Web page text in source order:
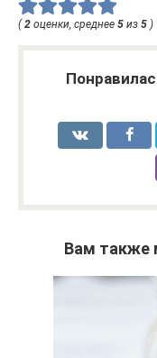
( 2 оценки, среднее 5 из 5 )
Вам также